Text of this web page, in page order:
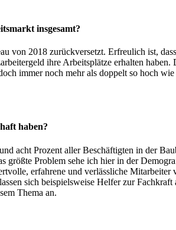
insgesamt?
von 2018 zurückversetzt. Erfreulich ist,
ihre Arbeitsplätze erhalten haben.
immer noch mehr als doppelt so hoch
haben?
acht Prozent aller Beschäftigten in der
größte Problem sehe ich hier in der
erfahrene und verlässliche
sich beispielsweise Helfer zur
Thema an.